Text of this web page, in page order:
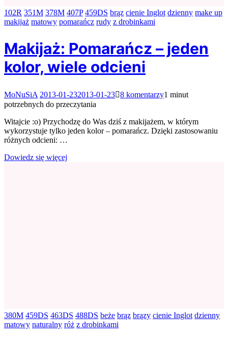
102R 351M 378M 407P 459DS brąz cienie Inglot dzienny make up
makijaż matowy pomarańcz rudy z drobinkami
Makijaż: Pomarańcz – jeden
kolor, wiele odcieni
MoNuSiA 2013-01-232013-01-23 8 komentarzydo
jeden
1 minut
potrzebnych do przeczytania
Witajcie :o) Przychodzę do Was dziś z makijażem, w którym
wykorzystuje tylko jeden kolor – pomarańcz. Dzięki zastosowaniu
różnych odcieni: …
Dowiedz się więcej
380M 459DS 463DS 488DS beże brąz brązy cienie Inglot dzienny
matowy naturalny róż z drobinkami